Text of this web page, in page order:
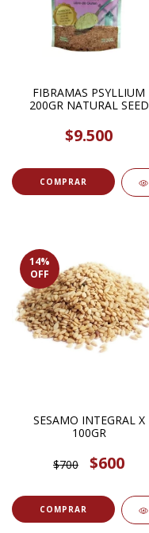
FIBRAMAS PSYLLIUM
200GR NATURAL SEED
$9.500
14%
OFF
SESAMO INTEGRAL X
100GR
$700 $600
COMPRAR